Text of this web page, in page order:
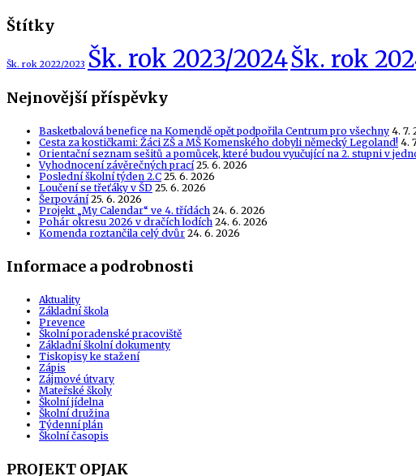
Štítky
Šk. rok 2022/2023 Šk. rok 2023/2024Šk. rok
Nejnovější příspěvky
Basketbalová benefice na Komendě opět podpořila Centrum pro všechny 4. 7.
Cesta za kostičkami: Žáci ZŠ a MŠ Komenského dobyli německý Legoland! 4.
Orientační seznam sešitů a pomůcek, které budou vyučující na 2. stupni v
Vyhodnocení závěrečných prací 25. 6. 2026
Poslední školní týden 2.C 25. 6. 2026
Loučení se třeťáky v ŠD 25. 6. 2026
Šerpování 25. 6. 2026
Projekt „My Calendar“ ve 4. třídách 24. 6. 2026
Pohár okresu 2026 v dračích lodích 24. 6. 2026
Komenda roztančila celý dvůr 24. 6. 2026
Informace a podrobnosti
Aktuality
Základní škola
Prevence
Školní poradenské pracoviště
Základní školní dokumenty
Tiskopisy ke stažení
Zápis
Zájmové útvary
Mateřské školy
Školní jídelna
Školní družina
Týdenní plán
Školní časopis
PROJEKT OPJAK